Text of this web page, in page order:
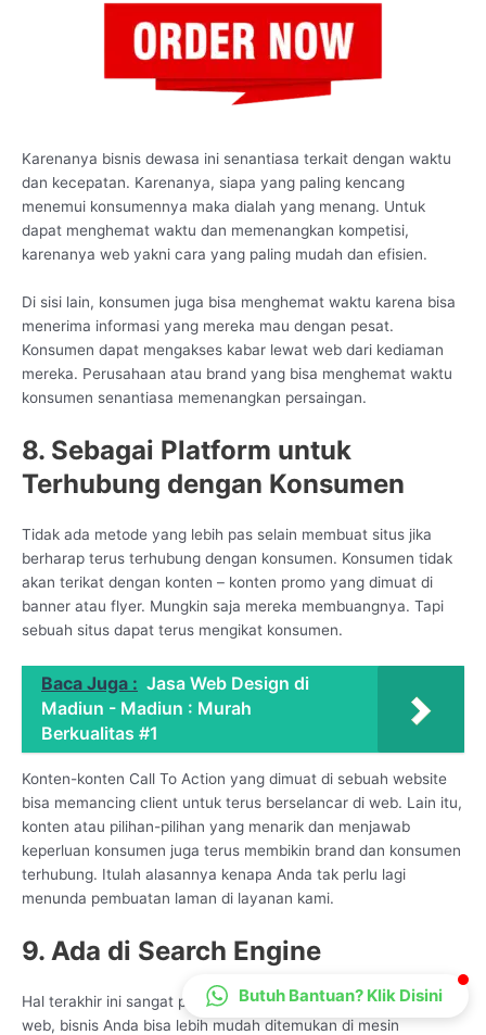
Karenanya bisnis dewasa ini senantiasa terkait dengan waktu
dan kecepatan. Karenanya, siapa yang paling kencang
menemui konsumennya maka dialah yang menang. Untuk
dapat menghemat waktu dan memenangkan kompetisi,
karenanya web yakni cara yang paling mudah dan efisien.
Di sisi lain, konsumen juga bisa menghemat waktu karena bisa
menerima informasi yang mereka mau dengan pesat.
Konsumen dapat mengakses kabar lewat web dari kediaman
mereka. Perusahaan atau brand yang bisa menghemat waktu
konsumen senantiasa memenangkan persaingan.
8. Sebagai Platform untuk
Terhubung dengan Konsumen
Tidak ada metode yang lebih pas selain membuat situs jika
berharap terus terhubung dengan konsumen. Konsumen tidak
akan terikat dengan konten – konten promo yang dimuat di
banner atau flyer. Mungkin saja mereka membuangnya. Tapi
sebuah situs dapat terus mengikat konsumen.
Baca Juga : Jasa Web Design di
Madiun - Madiun : Murah
Berkualitas #1
Konten-konten Call To Action yang dimuat di sebuah website
bisa memancing client untuk terus berselancar di web. Lain itu,
konten atau pilihan-pilihan yang menarik dan menjawab
keperluan konsumen juga terus membikin brand dan konsumen
terhubung. Itulah alasannya kenapa Anda tak perlu lagi
menunda pembuatan laman di layanan kami.
9. Ada di Search Engine
Hal terakhir ini sangat penting karena dengan adanya situs
web, bisnis Anda bisa lebih mudah ditemukan di mesin
CS Lenteraweb
Online
Butuh Bantuan? Klik Disini